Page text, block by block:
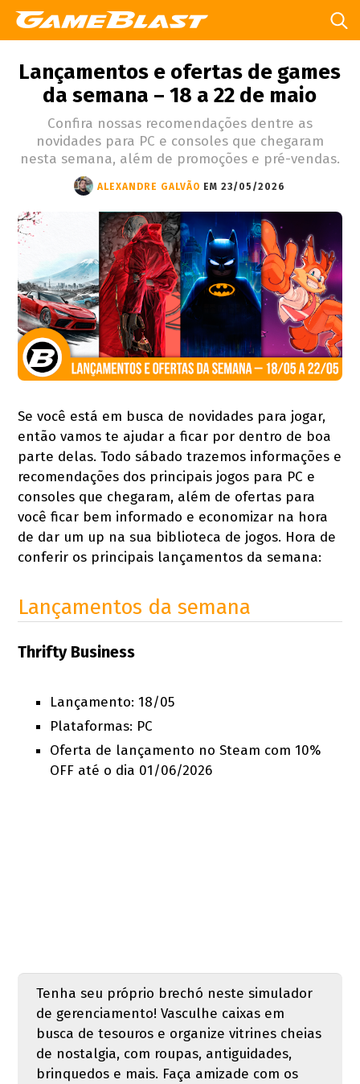
Lançamentos e ofertas de games
da semana – 18 a 22 de maio
Confira nossas recomendações dentre as
novidades para PC e consoles que chegaram
nesta semana, além de promoções e pré-vendas.
ALEXANDRE GALVÃO EM 23/05/2026
Se você está em busca de novidades para jogar,
então vamos te ajudar a ficar por dentro de boa
parte delas. Todo sábado trazemos informações e
recomendações dos principais jogos para PC e
consoles que chegaram, além de ofertas para
você ficar bem informado e economizar na hora
de dar um up na sua biblioteca de jogos. Hora de
conferir os principais lançamentos da semana:
Lançamentos da semana
Thrifty Business
Lançamento: 18/05
Plataformas: PC
Oferta de lançamento no Steam com 10%
OFF até o dia 01/06/2026
Tenha seu próprio brechó neste simulador
de gerenciamento! Vasculhe caixas em
busca de tesouros e organize vitrines cheias
de nostalgia, com roupas, antiguidades,
brinquedos e mais. Faça amizade com os